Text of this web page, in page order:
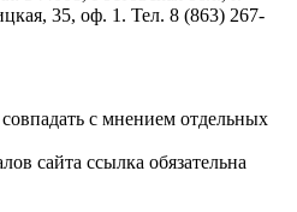
35, оф. 1. Тел. 8 (863) 267-
с мнением отдельных
сайта ссылка обязательна